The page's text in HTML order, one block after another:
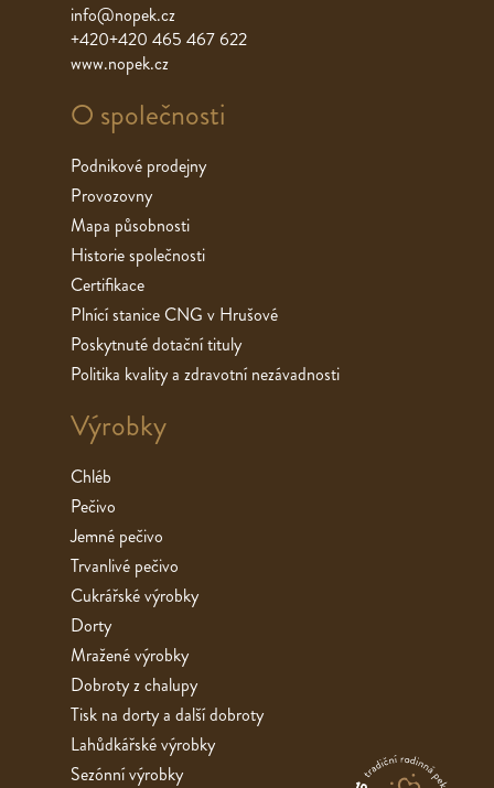
info@nopek.cz
+420+420 465 467 622
www.nopek.cz
O společnosti
Podnikové prodejny
Provozovny
Mapa působnosti
Historie společnosti
Certifikace
Plnící stanice CNG v Hrušové
Poskytnuté dotační tituly
Politika kvality a zdravotní nezávadnosti
Výrobky
Chléb
Pečivo
Jemné pečivo
Trvanlivé pečivo
Cukrářské výrobky
Dorty
Mražené výrobky
Dobroty z chalupy
Tisk na dorty a další dobroty
Lahůdkářské výrobky
Sezónní výrobky